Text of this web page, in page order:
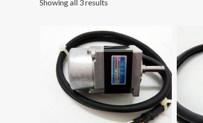
Showing all 3 results